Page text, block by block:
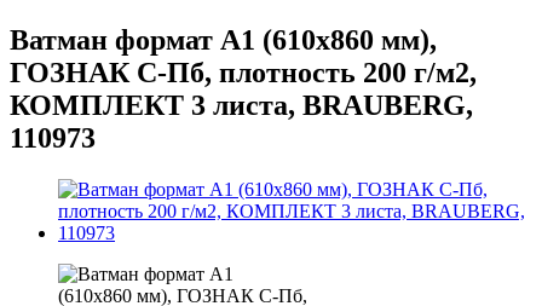
Ватман формат А1 (610х860 мм),
ГОЗНАК С-Пб, плотность 200 г/м2,
КОМПЛЕКТ 3 листа, BRAUBERG,
110973